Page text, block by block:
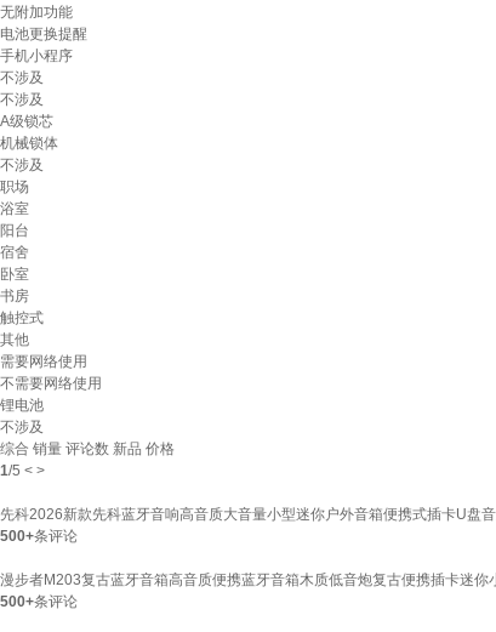
无附加功能
电池更换提醒
手机小程序
不涉及
不涉及
A级锁芯
机械锁体
不涉及
职场
浴室
阳台
宿舍
卧室
书房
触控式
其他
需要网络使用
不需要网络使用
锂电池
不涉及
综合 销量 评论数 新品 价格
1/5 < >
先科2026新款先科蓝牙音响高音质大音量小型迷你户外音箱便携式插卡U盘
500+条评论
漫步者M203复古蓝牙音箱高音质便携蓝牙音箱木质低音炮复古便携插卡迷
500+条评论